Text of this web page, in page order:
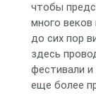
чтобы
много
до сих пор
здесь
фестивали
еще более